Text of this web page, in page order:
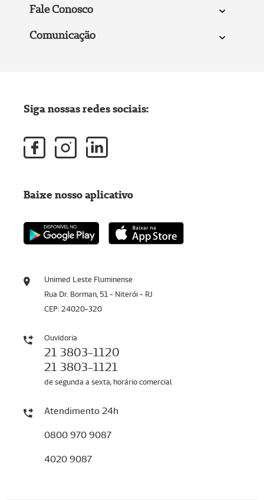
Fale Conosco
Comunicação
Unimed Leste Fluminense
Rua Dr. Borman, 51 - Niterói - RJ
CEP: 24020-320
Ouvidoria
21 3803-1120
21 3803-1121
de segunda a sexta, horário comercial
Atendimento 24h
0800 970 9087
4020 9087
Siga nossas redes sociais:
Baixe nosso aplicativo